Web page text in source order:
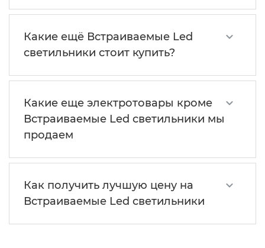
Какие ещё Встраиваемые Led
светильники стоит купить?
Какие еще электротовары кроме
Встраиваемые Led светильники мы
продаем
Как получить лучшую цену на
Встраиваемые Led светильники